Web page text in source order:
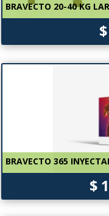
BRAVECTO 20-40 KG
BRAVECTO 365
$